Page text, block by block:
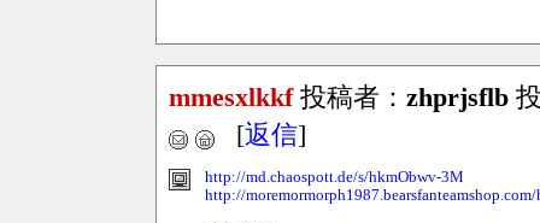
mmesxlkkf投稿者： zhprjsflb
[返信]
http://md.chaospott.de/s/hkmObwv-3M
http://